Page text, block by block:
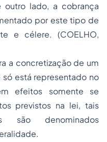
outro lado, a cobrança
por este tipo de
e célere. (COELHO,
a concretização de um
está representado no
efeitos somente se
previstos na lei, tais
são denominados